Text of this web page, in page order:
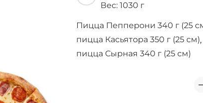
Вес: 1030 г
Пицца Пепперони 340 г (25
пицца Касьятора 350 г (25 см),
пицца Сырная 340 г (25 см)